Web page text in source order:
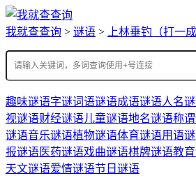
我就查查询 > 谜语 > 上林垂钓（打一成
趣味谜语字谜词语谜语成语谜语人名
视谜语财经谜语儿童谜语地名谜语称
谜语音乐谜语植物谜语体育谜语用语
报谜语医药谜语戏曲谜语棋牌谜语教
天文谜语爱情谜语节日谜语